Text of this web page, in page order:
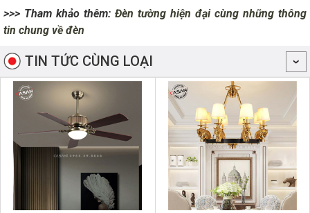
>>> Tham khảo thêm: Đèn tường hiện đại cùng những thông
tin chung về đèn
TIN TỨC CÙNG LOẠI